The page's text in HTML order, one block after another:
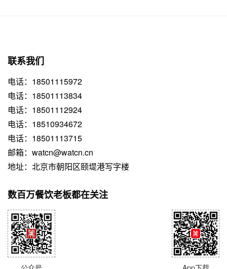
联系我们
电话：18501115972
电话：18501113834
电话：18501112924
电话：18510934672
电话：18501113715
邮箱：watcn@watcn.cn
地址：北京市朝阳区颐堤港写字楼
数百万餐饮老板都在关注